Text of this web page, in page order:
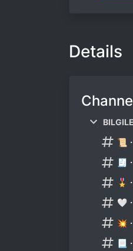
Details
📜
🧾
🎖
🤍
💥
📃